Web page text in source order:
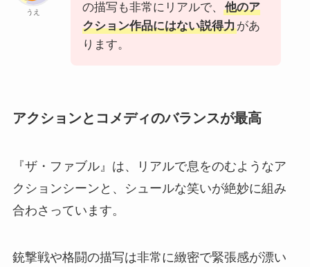
うえ
の描写も非常にリアルで、
他のア
クション作品にはない説得力があ
ります。
アクションとコメディのバランスが最高
『ザ・ファブル』は、リアルで息をのむようなア
クションシーンと、シュールな笑いが絶妙に組み
合わさっています。
銃撃戦や格闘の描写は非常に緻密で緊張感が漂い